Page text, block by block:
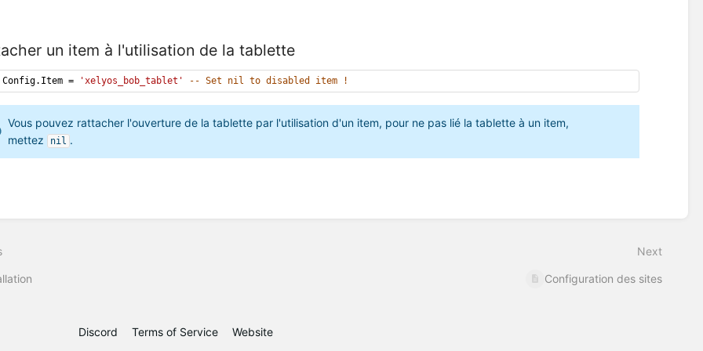
un item à l'utilisation de la tablette
Config.Item = 'xelyos_bob_tablet' -- Set nil to disabled item !
Vous pouvez rattacher l'ouverture de la tablette par l'utilisation d'un item, pour ne pas lié la tablette à un item,
mettez
nil .
Next
Configuration des sites
Discord Terms of Service Website